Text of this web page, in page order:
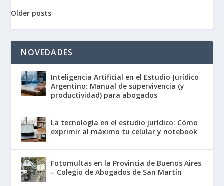
Older posts
NOVEDADES
Inteligencia Artificial en el Estudio Jurídico
Argentino: Manual de supervivencia (y
productividad) para abogados
La tecnología en el estudio jurídico: Cómo
exprimir al máximo tu celular y notebook
Fotomultas en la Provincia de Buenos Aires
– Colegio de Abogados de San Martín